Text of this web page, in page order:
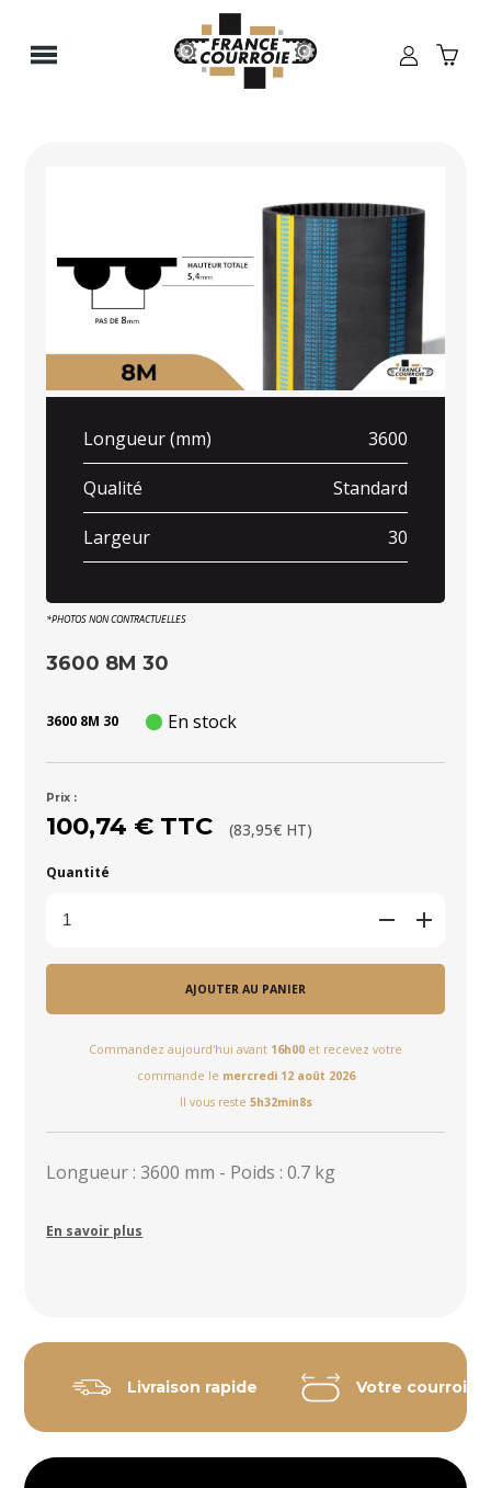
Longueur (mm) 3600
Qualité Standard
Largeur 30
*PHOTOS NON CONTRACTUELLES
3600 8M 30
3600 8M 30 En stock
Prix :
100,74 € TTC (83,95€ HT)
Quantité
AJOUTER AU PANIER
Commandez aujourd'hui avant 16h00 et recevez votre
commande le mercredi 12 août 2026
Il vous reste 5h32min7s
Longueur : 3600 mm - Poids : 0.7 kg
En savoir plus
Livraison rapide Votre courroie
Panneau de gestion des cookies